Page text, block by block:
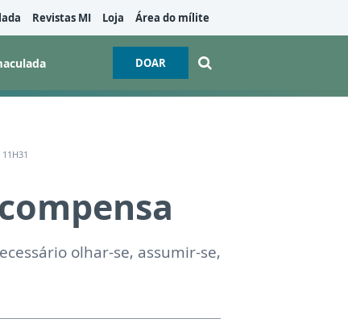
Revistas MI Loja Área do mílite
DOAR
olhar-se, assumir-se,